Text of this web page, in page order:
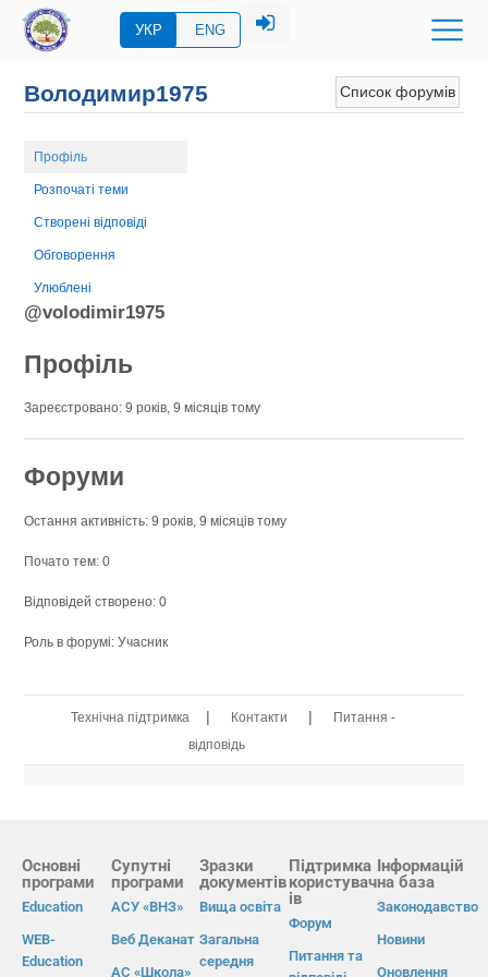
УКР ENG
Список форумів
Володимир1975
Профіль
Розпочаті теми
Створені відповіді
Обговорення
Улюблені
@volodimir1975
Профіль
Зареєстровано: 9 років, 9 місяців тому
Форуми
Остання активність: 9 років, 9 місяців тому
Почато тем: 0
Відповідей створено: 0
Роль в форумі: Учасник
Технічна підтримка | Контакти |
Питання -
відповідь
Основні
програми
Education
WEB-
Education
Супутні
програми
АСУ «ВНЗ»
Веб Деканат
АС «Школа»
Зразки
документів
Вища освіта
Загальна
середня
Підтримка
користувач
ів
Форум
Питання та
Інформацій
на база
Законодавство
Новини
Оновлення